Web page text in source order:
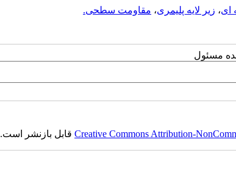
ای، زیر لایه پلیمری، مقاومت سطحی.
مسئول
Creative Commons Attribution-قابل بازنشر است.